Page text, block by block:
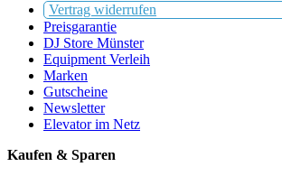
Vertrag widerrufen
Preisgarantie
DJ Store Münster
Equipment Verleih
Marken
Gutscheine
Newsletter
Elevator im Netz
Kaufen & Sparen